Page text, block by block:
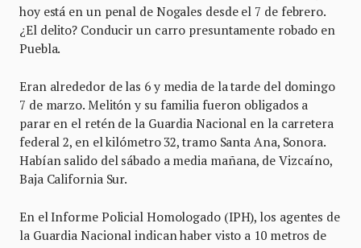
hoy está en un penal de Nogales desde el 7 de febrero.
¿El delito? Conducir un carro presuntamente robado en
Puebla.
Eran alrededor de las 6 y media de la tarde del domingo
7 de marzo. Melitón y su familia fueron obligados a
parar en el retén de la Guardia Nacional en la carretera
federal 2, en el kilómetro 32, tramo Santa Ana, Sonora.
Habían salido del sábado a media mañana, de Vizcaíno,
Baja California Sur.
En el Informe Policial Homologado (IPH), los agentes de
la Guardia Nacional indican haber visto a 10 metros de